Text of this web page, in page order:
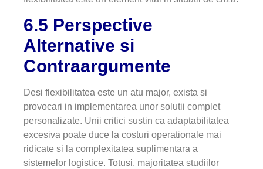
6.5 Perspective
Alternative si
Contraargumente
Desi flexibilitatea este un atu major, exista si
provocari in implementarea unor solutii complet
personalizate. Unii critici sustin ca adaptabilitatea
excesiva poate duce la costuri operationale mai
ridicate si la complexitatea suplimentara a
sistemelor logistice. Totusi, majoritatea studiilor